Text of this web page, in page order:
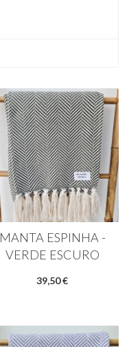
MANTA ESPINHA -
VERDE ESCURO
39,50 €